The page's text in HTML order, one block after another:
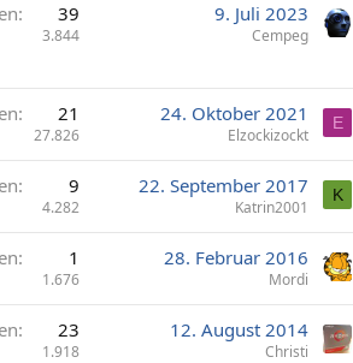
39
3.844
9. Juli 2023
Cempeg
21
27.826
24. Oktober 2021
Elzockizockt
E
9
4.282
22. September 2017
Katrin2001
K
1
1.676
28. Februar 2016
Mordi
23
1.918
12. August 2014
Christi